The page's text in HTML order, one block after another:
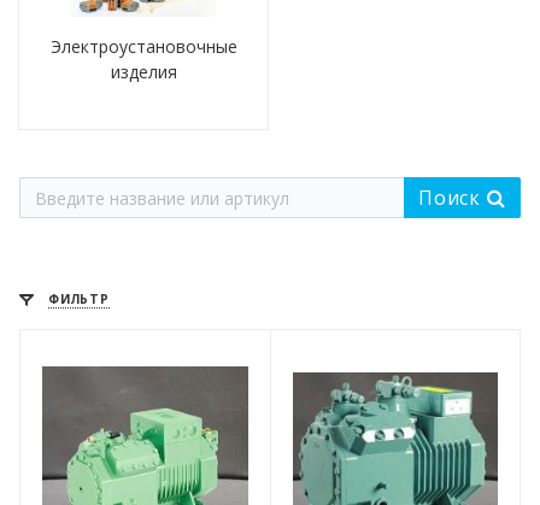
Электроустановочные
изделия
Поиск
ФИЛЬТР